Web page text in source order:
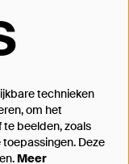
technieken
om het
beelden, zoals
toepassingen. Deze
Meer